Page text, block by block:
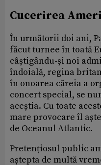
Cucerirea
În următorii doi ani,
făcut turnee în toată
câștigându-și noi
îndoială, regina
în onoarea căreia a
concert special, se
aceștia. Cu toate
mare provocare îl
de Oceanul Atlantic.
Pretențiosul public
aștepta de multă